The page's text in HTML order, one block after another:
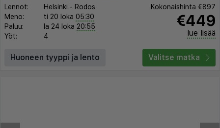
Lennot: Helsinki - Rodos
Meno:
ti 20 loka 05:30
Paluu:
la 24 loka 20:55
Yöt:
4
Kokonaishinta €897
€449
lue lisää
Huoneen tyyppi ja lento Valitse matka